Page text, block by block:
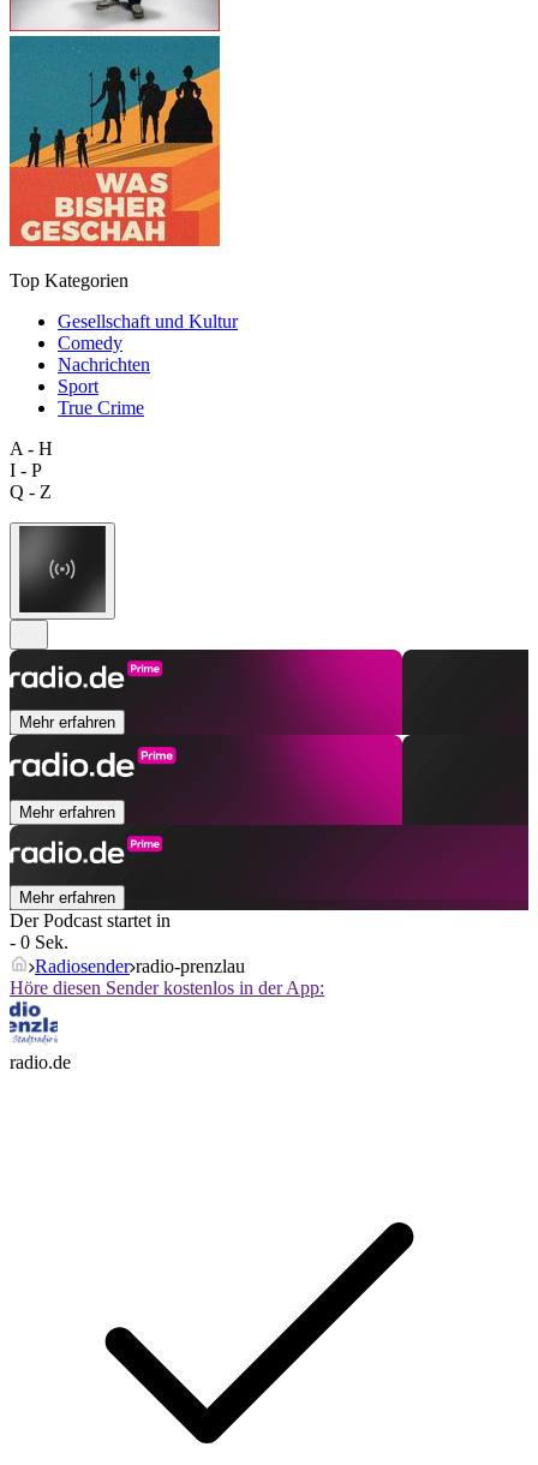
Top Kategorien
Gesellschaft und Kultur
Comedy
Nachrichten
Sport
True Crime
A - H
I - P
Q - Z
Mehr erfahren
Mehr erfahren
Mehr erfahren
Der Podcast startet in
- 0 Sek.
Radiosender radio-prenzlau
Höre diesen Sender kostenlos in der App:
radio.de